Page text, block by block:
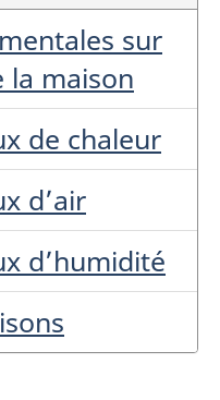
sur
la maison
de chaleur
d’air
d’humidité